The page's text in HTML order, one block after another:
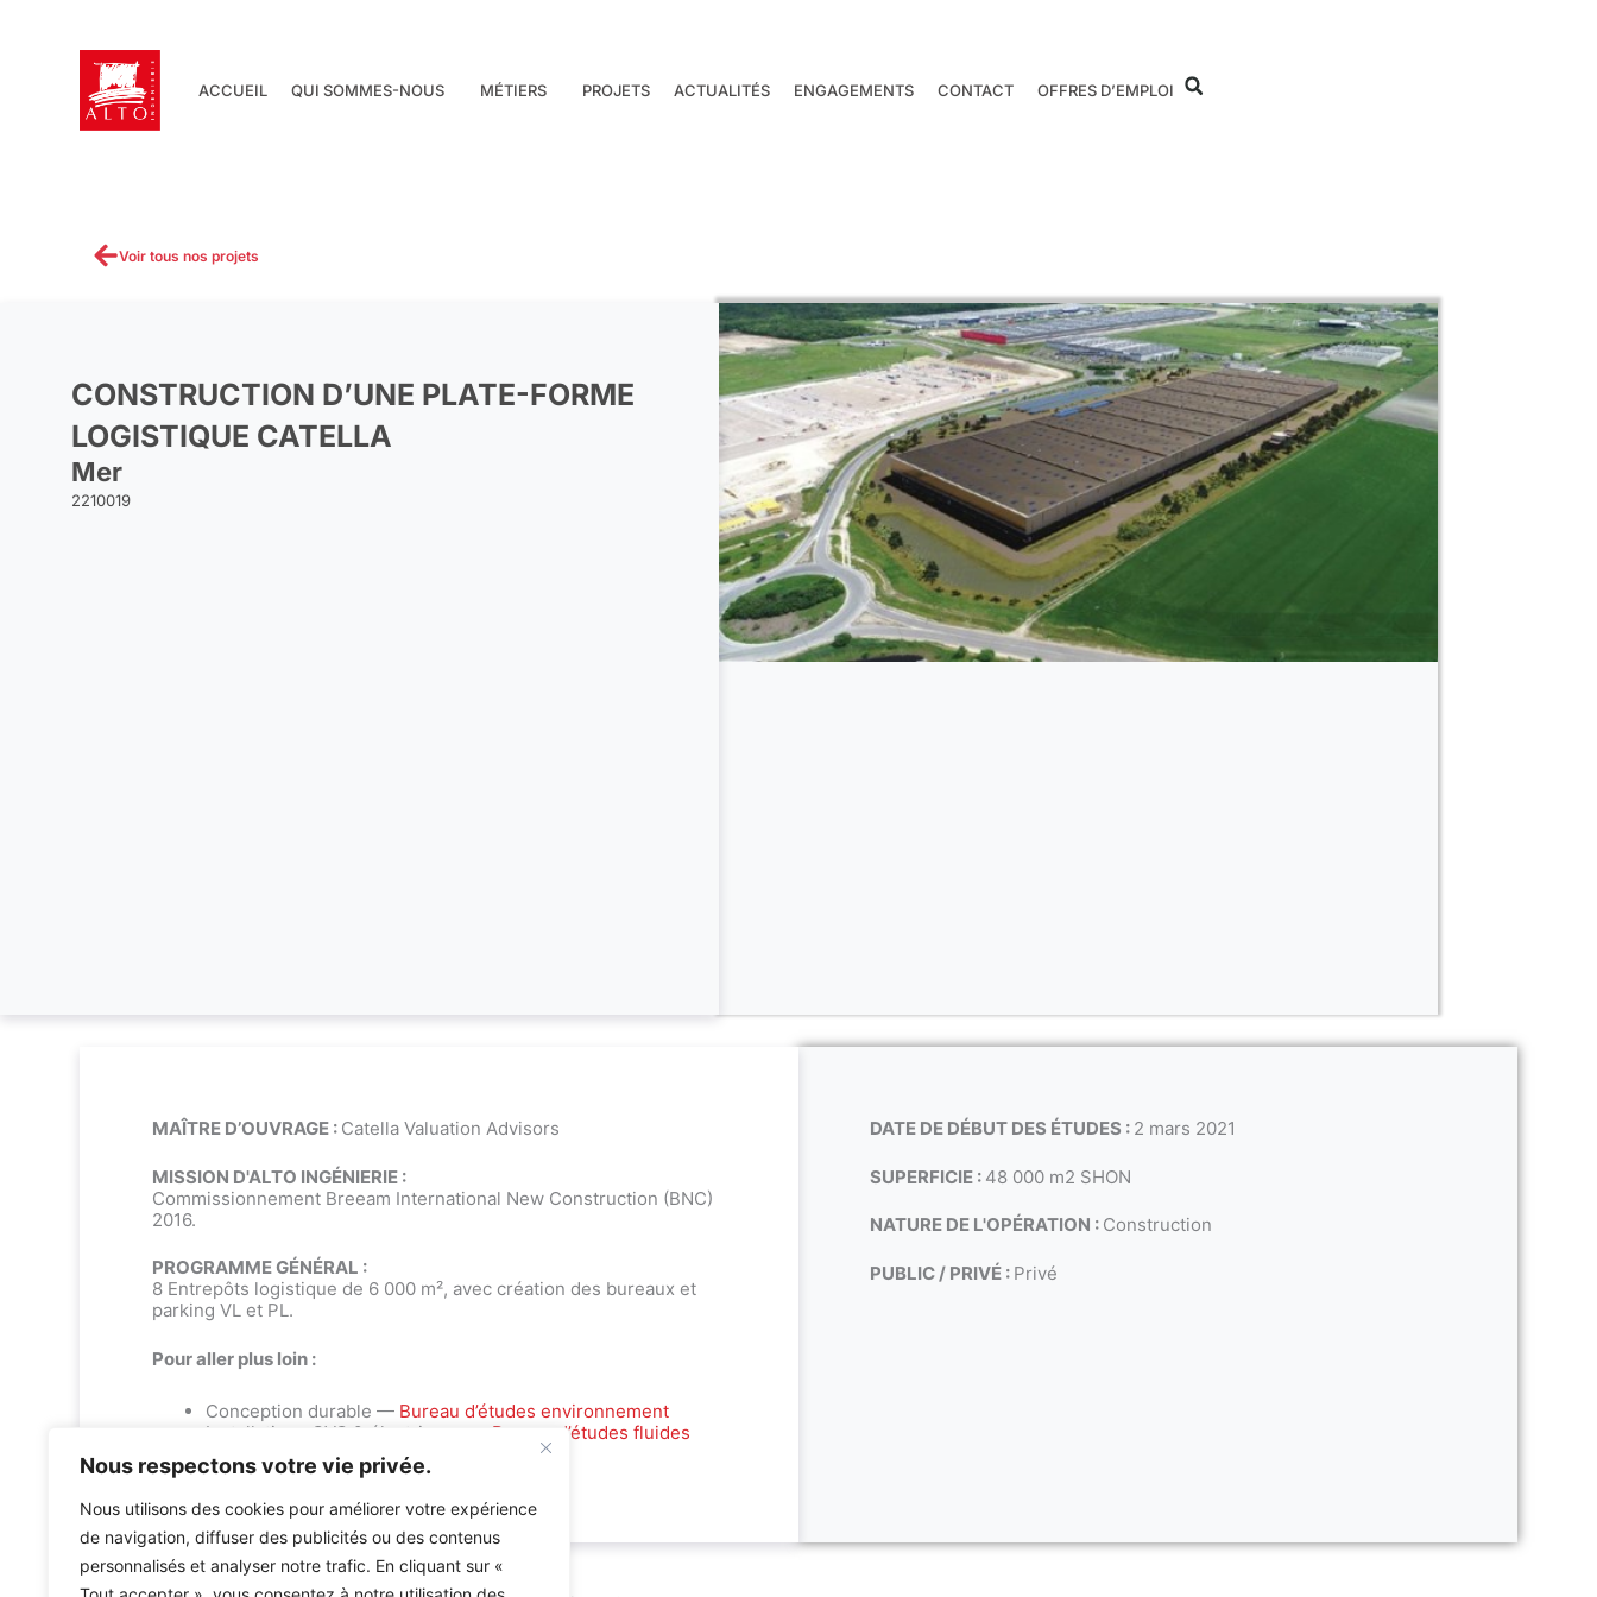
Nous respectons votre vie privée.
Nous utilisons des cookies pour améliorer votre expérience
de navigation, diffuser des publicités ou des contenus
personnalisés et analyser notre trafic. En cliquant sur «
ACCUEIL QUI SOMMES-NOUS MÉTIERS PROJETS ACTUALITÉS ENGAGEMENTS CONTACT OFFRES D’EMPLOI
Voir tous nos projets
CONSTRUCTION D’UNE PLATE-FORME
LOGISTIQUE CATELLA
Mer
2210019
DATE DE DÉBUT DES ÉTUDES : 2 mars 2021
SUPERFICIE : 48 000 m2 SHON
NATURE DE L'OPÉRATION : Construction
PUBLIC / PRIVÉ : Privé
MAÎTRE D’OUVRAGE : Catella Valuation Advisors
MISSION D'ALTO INGÉNIERIE :
Commissionnement Breeam International New Construction (BNC)
2016.
PROGRAMME GÉNÉRAL :
8 Entrepôts logistique de 6 000 m², avec création des bureaux et
parking VL et PL.
Pour aller plus loin :
Conception durable — Bureau d’études environnement
Installations CVC & électriques — Bureau d’études fluides